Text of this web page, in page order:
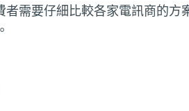
需要仔細比較各家電訊商的方